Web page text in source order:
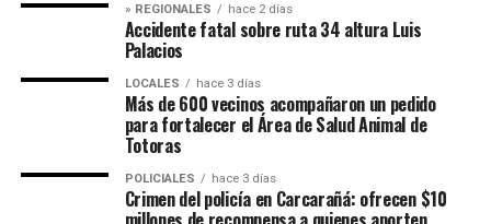
» REGIONALES hace 2 días
Accidente fatal sobre ruta 34 altura Luis
Palacios
LOCALES hace 3 días
Más de 600 vecinos acompañaron un pedido
para fortalecer el Área de Salud Animal de
Totoras
POLICIALES hace 3 días
Crimen del policía en Carcarañá: ofrecen $10